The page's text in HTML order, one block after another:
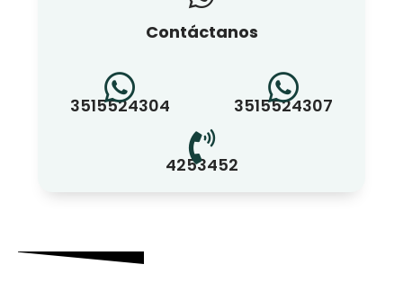
Contáctanos
3515524304 3515524307
4253452